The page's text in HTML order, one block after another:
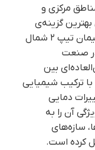
مرکزی و
بهترین گزینه‌ی
است.سیمان تیپ ۲ شمال
در صنعت
بین
ترکیب شیمیایی
دمایی
آن را به
سازه‌های
کرده است.